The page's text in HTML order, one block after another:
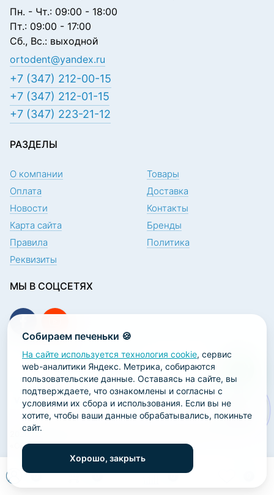
0 0 0
Собираем печеньки 🍪
На сайте используется технология cookie, сервис
web-аналитики Яндекс. Метрика, собираются
пользовательские данные. Оставаясь на сайте, вы
подтверждаете, что ознакомлены и согласны с
условиями их сбора и использования. Если вы не
хотите, чтобы ваши данные обрабатывались, покиньте
сайт.
Хорошо, закрыть
Пн. - Чт.: 09:00 - 18:00
Пт.: 09:00 - 17:00
Сб., Вс.: выходной
ortodent@yandex.ru
+7 (347) 212-00-15
+7 (347) 212-01-15
+7 (347) 223-21-12
РАЗДЕЛЫ
О компании
Товары
Оплата
Доставка
Новости
Контакты
Карта сайта
Бренды
Правила
Политика
Реквизиты
МЫ В СОЦСЕТЯХ
ПОДПИСКА НА НОВОСТИ
2026 ООО «Научно-производственная лаборатория
«ОРТОДЕНТ»